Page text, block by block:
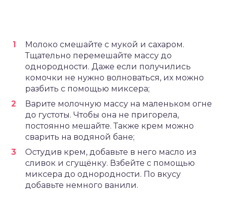
Молоко смешайте с мукой и сахаром.
Тщательно перемешайте массу до
однородности. Даже если получились
комочки не нужно волноваться, их можно
разбить с помощью миксера;
Варите молочную массу на маленьком огне
до густоты. Чтобы она не пригорела,
постоянно мешайте. Также крем можно
сварить на водяной бане;
Остудив крем, добавьте в него масло из
сливок и сгущёнку. Взбейте с помощью
миксера до однородности. По вкусу
добавьте немного ванили.